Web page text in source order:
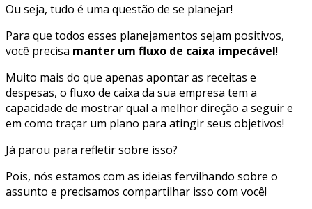
Ou seja, tudo é uma questão de se planejar!
Para que todos esses planejamentos sejam positivos,
você precisa manter um fluxo de caixa impecável!
Muito mais do que apenas apontar as receitas e
despesas, o fluxo de caixa da sua empresa tem a
capacidade de mostrar qual a melhor direção a seguire
em como traçar um plano para atingir seus objetivos!
Já parou para refletir sobre isso?
Pois, nós estamos com as ideias fervilhando sobre o
assunto e precisamos compartilhar isso com você!